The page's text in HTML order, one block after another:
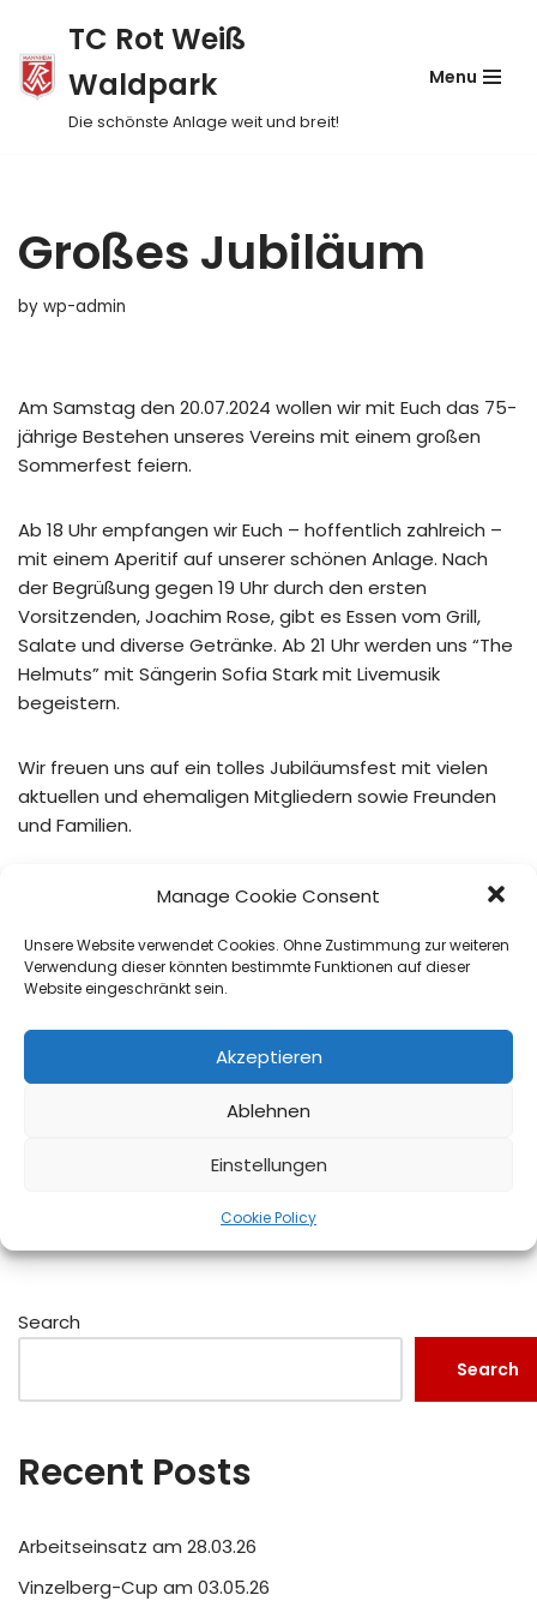
Manage Cookie Consent
Unsere Website verwendet Cookies. Ohne Zustimmung zur weiteren
Verwendung dieser könnten bestimmte Funktionen auf dieser
Website eingeschränkt sein.
Akzeptieren
Ablehnen
Einstellungen
Cookie Policy
Skip
to
content
TC Rot Weiß
Waldpark
Die schönste Anlage weit und breit!
Menu
Großes Jubiläum
by wp-admin
Am Samstag den 20.07.2024 wollen wir mit Euch das 75-
jährige Bestehen unseres Vereins mit einem großen
Sommerfest feiern.
Ab 18 Uhr empfangen wir Euch – hoffentlich zahlreich –
mit einem Aperitif auf unserer schönen Anlage. Nach
der Begrüßung gegen 19 Uhr durch den ersten
Vorsitzenden, Joachim Rose, gibt es Essen vom Grill,
Salate und diverse Getränke. Ab 21 Uhr werden uns “The
Helmuts” mit Sängerin Sofia Stark mit Livemusik
begeistern.
Wir freuen uns auf ein tolles Jubiläumsfest mit vielen
aktuellen und ehemaligen Mitgliedern sowie Freunden
und Familien.
Für eine bessere Planung wären wir Euch dankbar, wenn
eintragt oder einfach eine Mail mit der Personenanzahl
an vorstand@tcrww.de schreibt.
7aa4d18a-flyer-75-jahre-jubilaum
Search
Search
Recent Posts
Arbeitseinsatz am 28.03.26
Vinzelberg-Cup am 03.05.26